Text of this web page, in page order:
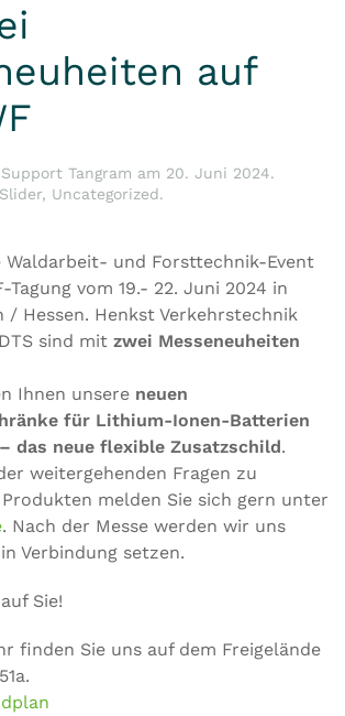
auf
Support Tangram am 20. Juni 2024.
Slider, Uncategorized.
Waldarbeit- und Forsttechnik-Event
Tagung vom 19.- 22. Juni 2024 in
/ Hessen. Henkst Verkehrstechnik
sind mit zwei Messeneuheiten
Ihnen unsere neuen
für Lithium-Ionen-Batterien
– das neue flexible Zusatzschild.
weitergehenden Fragen zu
melden Sie sich gern unter
. Nach der Messe werden wir uns
Verbindung setzen.
Sie!
finden Sie uns auf dem Freigelände